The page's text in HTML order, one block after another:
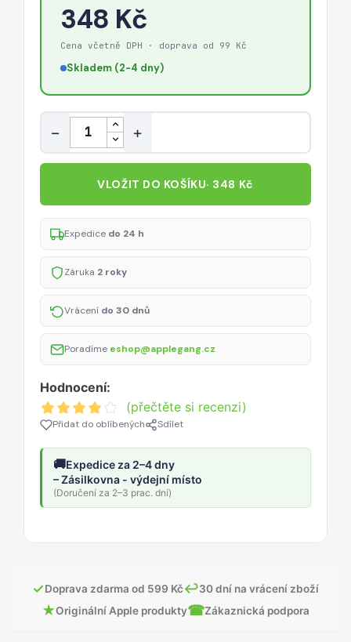
348 Kč
Cena včetně DPH · doprava od 99 Kč
Skladem (2-4 dny)
Množství
− +
VLOŽIT DO KOŠÍKU· 348 Kč
Expedice do 24 h
Záruka 2 roky
Vrácení do 30 dnů
Poradíme eshop@applegang.cz
Hodnocení:
(přečtěte si recenzi)
Přidat do oblíbených Sdílet
🚚Expedice za 2–4 dny
– Zásilkovna - výdejní místo
(Doručení za 2–3 prac. dní)
✓Doprava zdarma od 599 Kč↩30 dní na vrácení zboží
★Originální Apple produkty☎Zákaznická podpora